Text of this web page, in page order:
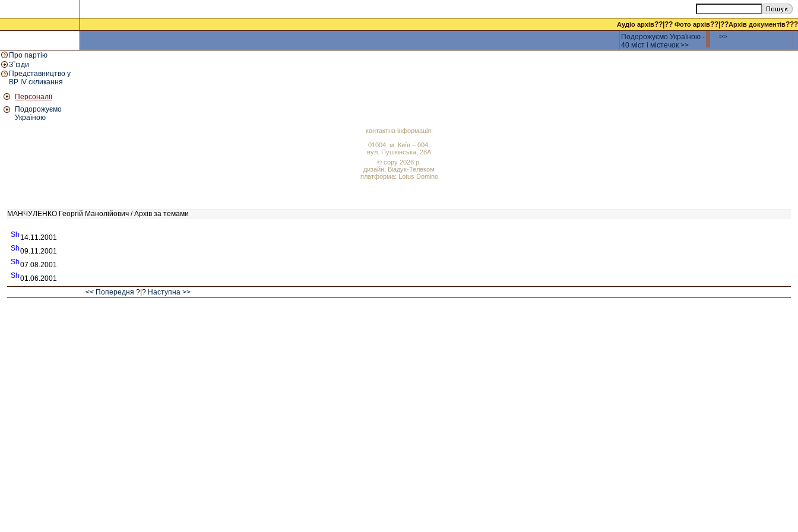
Аудіо архів??|?? Фото архів??|??Архів документів???
Подорожуємо Україною -
40 міст і містечок >>
>>
Про партію
З`їзди
Представництво у
ВР IV скликання
Персоналії
Подорожуємо
Україною
контактна інформація:
01004, м. Київ – 004,
вул. Пушкінська, 28А
© copy 2026 р.
дизайн: Віадук-Телеком
платформа: Lotus Domino
МАНЧУЛЕНКО Георгій Манолійович / Архів за темами
14.11.2001
09.11.2001
07.08.2001
01.06.2001
<< Попередня ?|? Наступна >>